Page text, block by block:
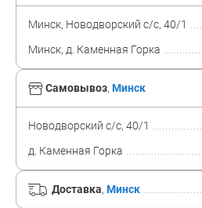
Самовывоз, Минск
Новодворский с/с, 40/1
д. Каменная Горка
Доставка, Минск
Минск, Новодворский с/с, 40/1
Минск, д. Каменная Горка